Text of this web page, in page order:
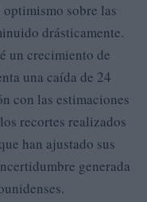
sobre las
drásticamente.
un crecimiento de
una caída de 24
con las estimaciones
recortes realizados
han ajustado sus
generada